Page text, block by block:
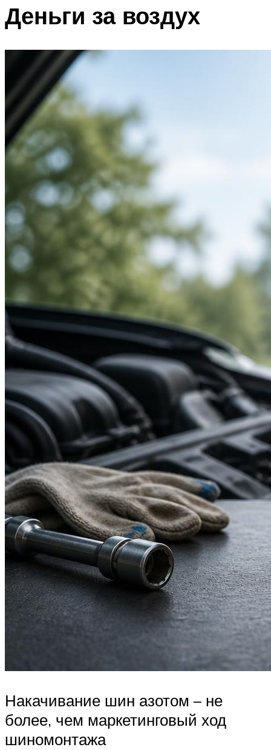
Деньги за воздух
Накачивание шин азотом – не
более, чем маркетинговый ход
шиномонтажа